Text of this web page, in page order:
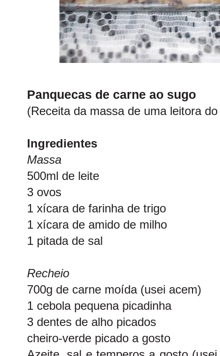
Panquecas de carne ao sugo
(Receita da massa de uma leitora
Ingredientes
Massa
500ml de leite
3 ovos
1 xícara de farinha de trigo
1 xícara de amido de milho
1 pitada de sal
Recheio
700g de carne moída (usei acem)
1 cebola pequena picadinha
3 dentes de alho picados
cheiro-verde picado a gosto